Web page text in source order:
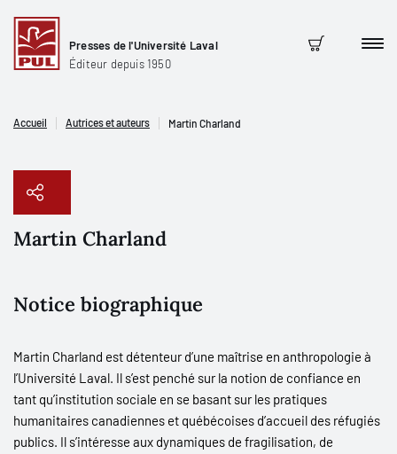
Presses de l'Université Laval
Éditeur depuis 1950
Panier
Accueil Autrices et auteurs Martin Charland
Martin Charland
Notice biographique
Martin Charland est détenteur d’une maîtrise en anthropologie à
l’Université Laval. Il s’est penché sur la notion de confiance en
tant qu’institution sociale en se basant sur les pratiques
humanitaires canadiennes et québécoises d’accueil des réfugiés
publics. Il s’intéresse aux dynamiques de fragilisation, de